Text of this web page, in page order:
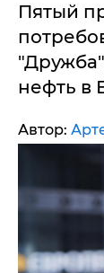
Пятый
нефть в
Автор: